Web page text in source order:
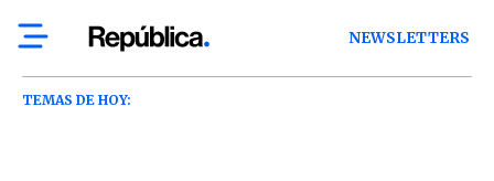
NEWSLETTERS
TEMAS DE HOY: